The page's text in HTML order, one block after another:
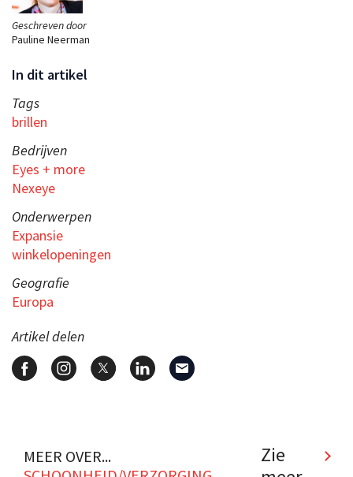
Geschreven door
Pauline Neerman
In dit artikel
Tags
brillen
Bedrijven
Eyes + more
Nexeye
Onderwerpen
Expansie
winkelopeningen
Geografie
Europa
Artikel delen
MEER OVER...
Zie